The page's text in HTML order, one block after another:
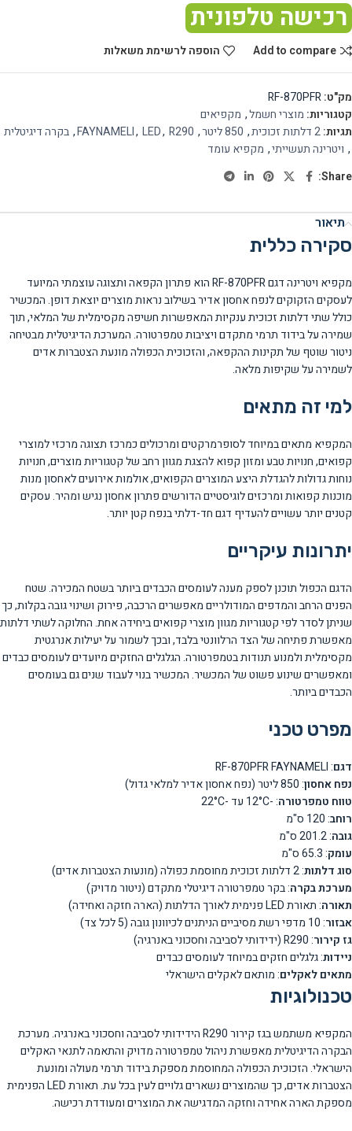
רכישה טלפונית
Add to compare הוספה לרשימת משאלות
מק"ט:RF-870PFR
קטגוריות: מוצרי חשמל, מקפיאים
תגיות:2 דלתות זכוכית , 850 ליטר ,
FAYNAMELI, LED, R290
, בקרה דיגיטלית
, ויטרינה תעשייתי, מקפיא עומד
Share:
תיאור
סקירה כללית
מקפיא ויטרינה דגם RF-870PFR הוא פתרון הקפאה ותצוגה עוצמתי המיועד
לעסקים הזקוקים לנפח אחסון אדיר בשילוב נראות מוצרים יוצאת דופן. המכשיר
כולל שתי דלתות זכוכית ענקיות המאפשרות חשיפה מקסימלית של המלאי, תוך
שמירה על בידוד תרמי מתקדם ויציבות טמפרטורה. המערכת הדיגיטלית מבטיחה
ניטור שוטף של תקינות ההקפאה, והזכוכית הכפולה מונעת הצטברות אדים
לשמירה על שקיפות מלאה.
למי זה מתאים
המקפיא מתאים במיוחד לסופרמרקטים ומרכולים כמרכז תצוגה מרכזי למוצרי
קפואים, חנויות טבע ומזון קפוא להצגת מגוון רחב של קטגוריות מוצרים, חנויות
נוחות גדולות להגדלת היצע המוצרים הקפואים, אולמות אירועים לאחסון מנות
מוכנות קפואות ומרכזים לוגיסטיים הדורשים פתרון אחסון נגיש ומהיר. עסקים
קטנים יותר עשויים להעדיף דגם חד-דלתי בנפח קטן יותר.
יתרונות עיקריים
הדגם הכפול תוכנן לספק מענה לעומסים הכבדים ביותר בשטח המכירה. שטח
הפנים הרחב והמדפים המודולריים מאפשרים הרכבה, פירוק ושינוי גובה בקלות, כך
שניתן לסדר לפי קטגוריות מגוון מוצרי קפואים ביחידה אחת. החלוקה לשתי דלתות
מאפשרת פתיחה של הצד הרלוונטי בלבד, ובכך לשמור על יעילות אנרגטית
מקסימלית ולמנוע תנודות בטמפרטורה. הגלגלים החזקים מיועדים לעומסים כבדים
ומאפשרים שינוע פשוט של המכשיר. המכשיר בנוי לעבוד שנים גם בעומסים
הכבדים ביותר.
מפרט טכני
דגם: RF-870PFR FAYNAMELI
נפח אחסון: 850 ליטר (נפח אחסון אדיר למלאי גדול)
טווח טמפרטורה: -12°C עד -22°C
רוחב: 120 ס"מ
גובה: 201.2 ס"מ
עומק: 65.3 ס"מ
סוג דלתות: 2 דלתות זכוכית מחוסמת כפולה (מונעות הצטברות אדים)
מערכת בקרה: בקר טמפרטורה דיגיטלי מתקדם (ניטור מדויק)
תאורה: תאורת LED פנימית לאורך הדלתות (הארה חזקה ואחידה)
אבזור: 10 מדפי רשת מסיביים הניתנים לכיוונון גובה (5 לכל צד)
גז קירור: R290 (ידידותי לסביבה וחסכוני באנרגיה)
ניידות: גלגלים חזקים במיוחד לעומסים כבדים
מתאים לאקלים: מותאם לאקלים הישראלי
טכנולוגיות
המקפיא משתמש בגז קירור R290 הידידותי לסביבה וחסכוני באנרגיה. מערכת
הבקרה הדיגיטלית מאפשרת ניהול טמפרטורה מדויק והתאמה לתנאי האקלים
הישראלי. הזכוכית הכפולה המחוסמת מספקת בידוד תרמי מעולה ומונעת
הצטברות אדים, כך שהמוצרים נשארים גלויים לעין בכל עת. תאורת LED הפנימית
מספקת הארה אחידה וחזקה המדגישה את המוצרים ומעודדת רכישה.